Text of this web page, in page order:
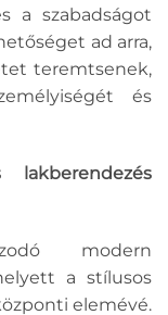
a szabadságot
ad arra,
teremtsenek,
és
modern
a stílusos
elemévé.